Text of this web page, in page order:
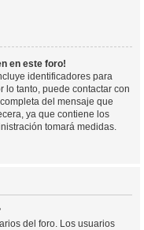
en este foro!
identificadores para
lo tanto, puede contactar con
del mensaje que
ya que contiene los
tomará medidas.
del foro. Los usuarios